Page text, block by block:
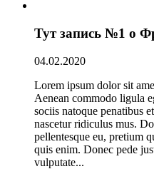
Тут запись №1 о
04.02.2020
Lorem ipsum dolor sit
Aenean commodo ligula
sociis natoque penatibus
nascetur ridiculus mus.
pellentesque eu, pretium
quis enim. Donec pede
vulputate...